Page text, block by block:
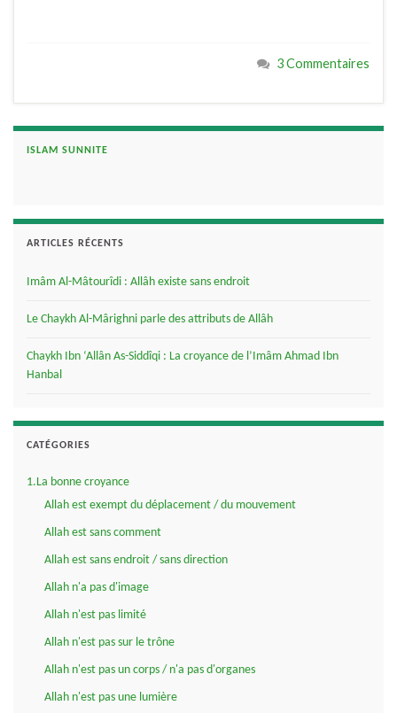
3 Commentaires
ISLAM SUNNITE
ARTICLES RÉCENTS
Imâm Al-Mâtourîdi : Allâh existe sans endroit
Le Chaykh Al-Mârighni parle des attributs de Allâh
Chaykh Ibn ‘Allân As-Siddîqi : La croyance de l’Imâm Ahmad Ibn
Hanbal
CATÉGORIES
1.La bonne croyance
Allah est exempt du déplacement / du mouvement
Allah est sans comment
Allah est sans endroit / sans direction
Allah n'a pas d'image
Allah n'est pas limité
Allah n'est pas sur le trône
Allah n'est pas un corps / n'a pas d'organes
Allah n'est pas une lumière